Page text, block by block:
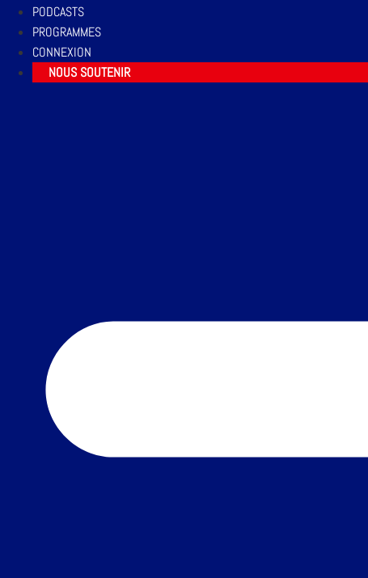
PODCASTS
PROGRAMMES
CONNEXION
NOUS SOUTENIR